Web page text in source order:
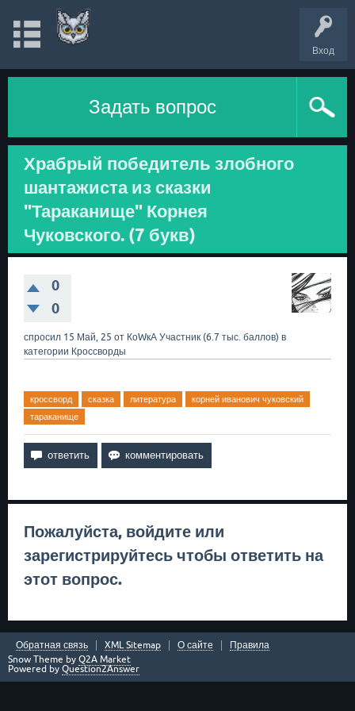
Вход
Задать вопрос
Храбрый победитель злобного
шантажиста из сказки
"Тараканище" Корнея
Чуковского. (7 букв)
0
0
спросил 15 Май, 25 от КоWкА Участник (6.7 тыс. баллов) в
категории Кроссворды
кроссворд сказка литература
корней иванович чуковский
тараканище
Пожалуйста, войдите или
зарегистрируйтесь чтобы ответить на
этот вопрос.
Обратная связь XML Sitemap О сайте
Правила
Snow Theme by Q2A Market
Powered by Question2Answer